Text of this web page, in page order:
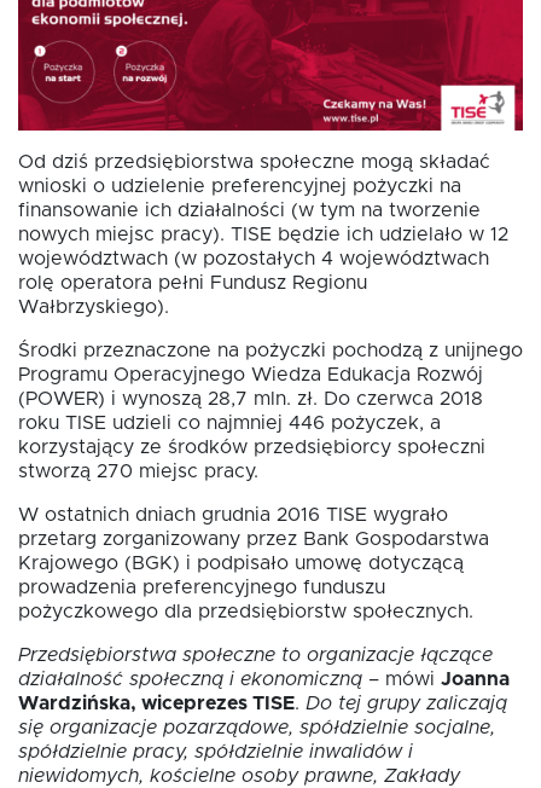
Fundusz FKIS
Rodo
Dokumenty
Rekrutujemy
Kontakt
EN
Od dziś przedsiębiorstwa społeczne mogą składać
wnioski o udzielenie preferencyjnej pożyczki na
finansowanie ich działalności (w tym na tworzenie
nowych miejsc pracy). TISE będzie ich udzielało w 12
województwach (w pozostałych 4 województwach
rolę operatora pełni Fundusz Regionu
Wałbrzyskiego).
Środki przeznaczone na pożyczki pochodzą z unijnego
Programu Operacyjnego Wiedza Edukacja Rozwój
(POWER) i wynoszą 28,7 mln. zł. Do czerwca 2018
roku TISE udzieli co najmniej 446 pożyczek, a
korzystający ze środków przedsiębiorcy społeczni
stworzą 270 miejsc pracy.
W ostatnich dniach grudnia 2016 TISE wygrało
przetarg zorganizowany przez Bank Gospodarstwa
Krajowego (BGK) i podpisało umowę dotyczącą
prowadzenia preferencyjnego funduszu
pożyczkowego dla przedsiębiorstw społecznych.
Przedsiębiorstwa społeczne to organizacje łączące
działalność społeczną i ekonomiczną – mówi Joanna
Wardzińska, wiceprezes TISE. Do tej grupy zaliczają
się organizacje pozarządowe, spółdzielnie socjalne,
spółdzielnie pracy, spółdzielnie inwalidów i
niewidomych, kościelne osoby prawne, Zakłady